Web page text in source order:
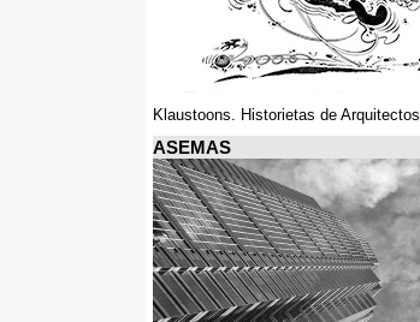
Klaustoons. Historietas de Arquitectos
ASEMAS